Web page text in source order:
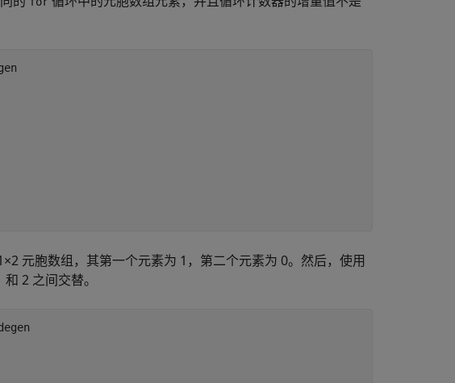
元胞数组，其第一个元素为 1，第二个元素为 0。然后，使用
2 之间交替。